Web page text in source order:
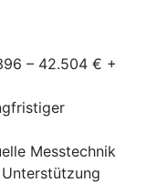
– 42.504 € +
Messtechnik